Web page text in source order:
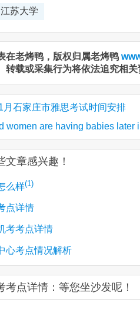
江苏大学
在老烤鸭，版权归属老烤鸭
转载或采集行为将依法追究相关
月石家庄市雅思考试时间安排
women are having babies later
章感兴趣！
么样(1)
点详情
考考点详情
心考点情况解析
考点详情：等您坐沙发呢！